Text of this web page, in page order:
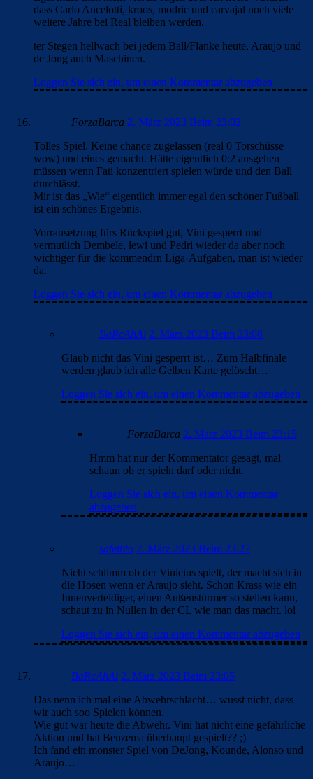
dass Carlo Ancelotti, kroos, modric und carvajal noch viele
weitere Jahre bei Real bleiben werden.
ter Stegen hellwach bei jedem Ball/Flanke heute, Araujo und
de Jong auch Maschinen.
Loggen Sie sich ein, um einen Kommentar abzugeben
ForzaBarca 2. März 2023 Beim 23:02
Tolles Spiel. Keine chance zugelassen (real 0 Torschüsse
wow) und eines gemacht. Hätte eigentlich 0:2 ausgehen
müssen wenn Fati konzentriert spielen würde und den Ball
durchlässt.
Mir ist das „Wie“ eigentlich immer egal den schöner Fußball
ist ein schönes Ergebnis.
Vorrausetzung fürs Rückspiel gut, Vini gesperrt und
vermutlich Dembele, lewi und Pedri wieder da aber noch
wichtiger für die kommendrn Liga-Aufgaben, man ist wieder
da.
Loggen Sie sich ein, um einen Kommentar abzugeben
BaRcAhAi 2. März 2023 Beim 23:08
Glaub nicht das Vini gesperrt ist… Zum Halbfinale
werden glaub ich alle Gelben Karte gelöscht…
Loggen Sie sich ein, um einen Kommentar abzugeben
ForzaBarca 2. März 2023 Beim 23:15
Hmm hat nur der Kommentator gesagt, mal
schaun ob er spieln darf oder nicht.
Loggen Sie sich ein, um einen Kommentar
abzugeben
safettito 2. März 2023 Beim 23:27
Nicht schlimm ob der Vinicius spielt, der macht sich in
die Hosen wenn er Araujo sieht. Schon Krass wie ein
Innenverteidiger, einen Außenstürmer so stellen kann,
schaut zu in Nullen in der CL wie man das macht. lol
Loggen Sie sich ein, um einen Kommentar abzugeben
BaRcAhAi 2. März 2023 Beim 23:05
Das nenn ich mal eine Abwehrschlacht… wusst nicht, dass
wir auch soo Spielen können.
Wie gut war heute die Abwehr. Vini hat nicht eine gefährliche
Aktion und hat Benzema überhaupt gespielt?? ;)
Ich fand ein monster Spiel von DeJong, Kounde, Alonso und
Araujo…